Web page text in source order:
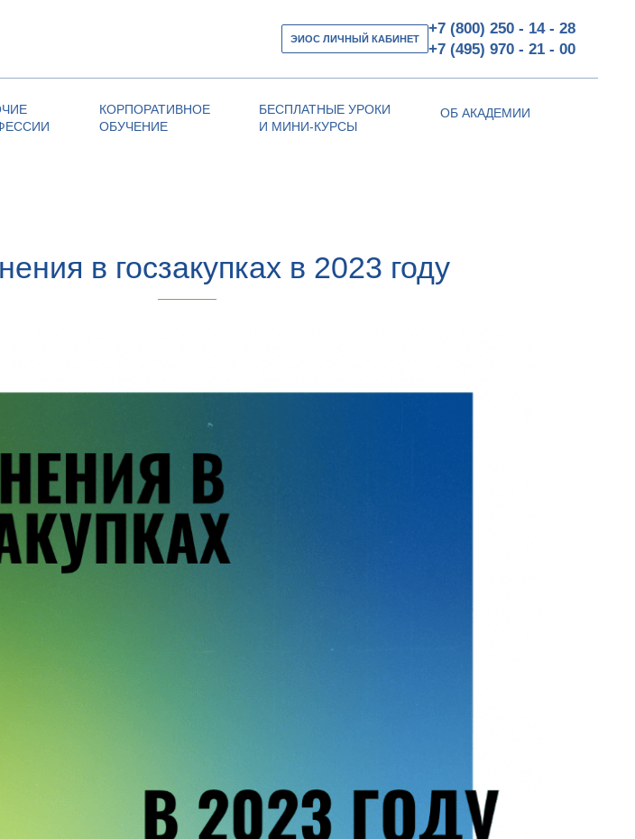
ЭИОС ЛИЧНЫЙ КАБИНЕТ
+7 (800) 250 - 14 - 28
+7 (495) 970 - 21 - 00
КОРПОРАТИВНОЕ
ОБУЧЕНИЕ
БЕСПЛАТНЫЕ УРОКИ
И МИНИ-КУРСЫ
ОБ АКАДЕМИИ
в госзакупках в 2023 году